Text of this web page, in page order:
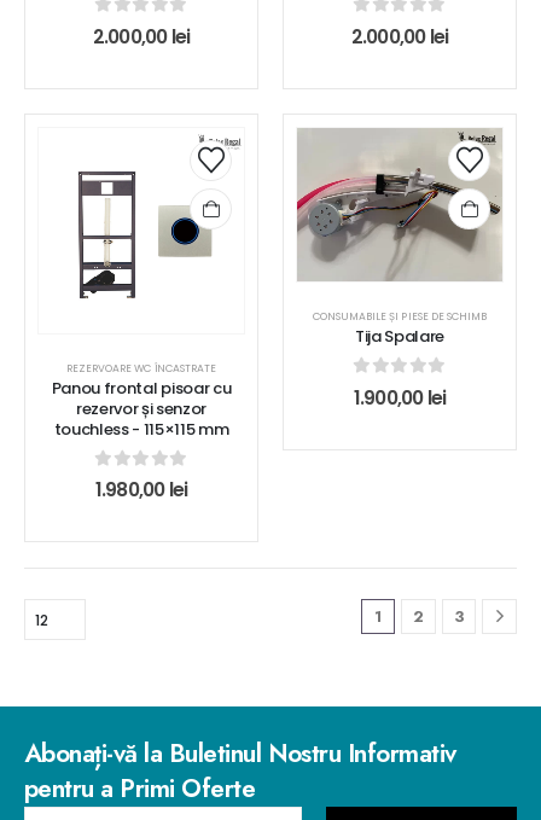
0 out of 5
2.000,00lei 0 out of 5
2.000,00lei
REZERVOARE WC ÎNCASTRATE
Panou frontal pisoar cu
rezervor și senzor
touchless - 115×115 mm
0out of 5
1.980,00lei
CONSUMABILE ȘI PIESE DE SCHIMB
Tija Spalare
0out of 5
1.900,00lei
1 2 3
Abonați-vă la Buletinul Nostru Informativ
pentru a Primi Oferte